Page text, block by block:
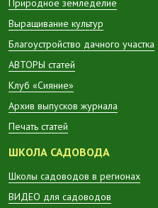
Природное земледелие
Выращивание культур
Благоустройство дачного участка
АВТОРЫ статей
Клуб «Сияние»
Архив выпусков журнала
Печать статей
ШКОЛА САДОВОДА
Школы садоводов в регионах
ВИДЕО для садоводов